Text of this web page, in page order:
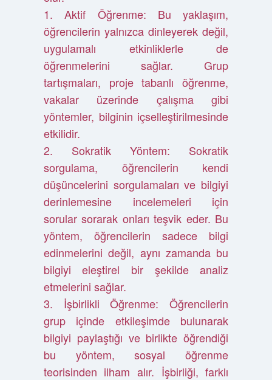
1. Aktif Öğrenme: Bu yaklaşım,
öğrencilerin yalnızca dinleyerek değil,
uygulamalı etkinliklerle de
öğrenmelerini sağlar. Grup
tartışmaları, proje tabanlı öğrenme,
vakalar üzerinde çalışma gibi
yöntemler, bilginin içselleştirilmesinde
etkilidir.
2. Sokratik Yöntem: Sokratik
sorgulama, öğrencilerin kendi
düşüncelerini sorgulamaları ve bilgiyi
derinlemesine incelemeleri için
sorular sorarak onları teşvik eder. Bu
yöntem, öğrencilerin sadece bilgi
edinmelerini değil, aynı zamanda bu
bilgiyi eleştirel bir şekilde analiz
etmelerini sağlar.
3. İşbirlikli Öğrenme: Öğrencilerin
grup içinde etkileşimde bulunarak
bilgiyi paylaştığı ve birlikte öğrendiği
bu yöntem, sosyal öğrenme
teorisinden ilham alır. İşbirliği, farklı